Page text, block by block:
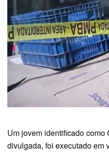
Um jovem identificado
divulgada, foi executado em